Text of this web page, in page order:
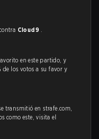
Cloud9 .
en este partido, y
de los votos a su favor y
transmitió en strafe.com,
como este, visita el